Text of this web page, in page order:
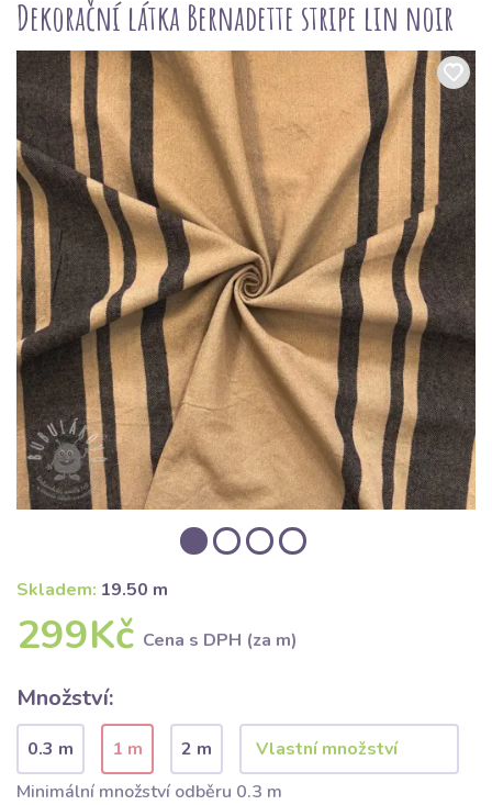
Dekorační látka Bernadette stripe lin noir
Skladem: 19.50 m
299Kč Cena s DPH (za m)
Množství:
0.3 m 1 m
2 m
Minimální množství odběru 0.3 m